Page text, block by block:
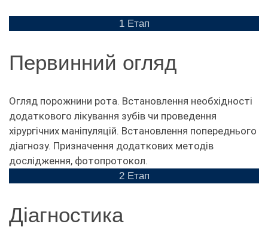
1 Етап
Первинний огляд
Огляд порожнини рота. Встановлення необхідності
додаткового лікування зубів чи проведення
хірургічних маніпуляцій. Встановлення попереднього
діагнозу. Призначення додаткових методів
дослідження, фотопротокол.
2 Етап
Діагностика